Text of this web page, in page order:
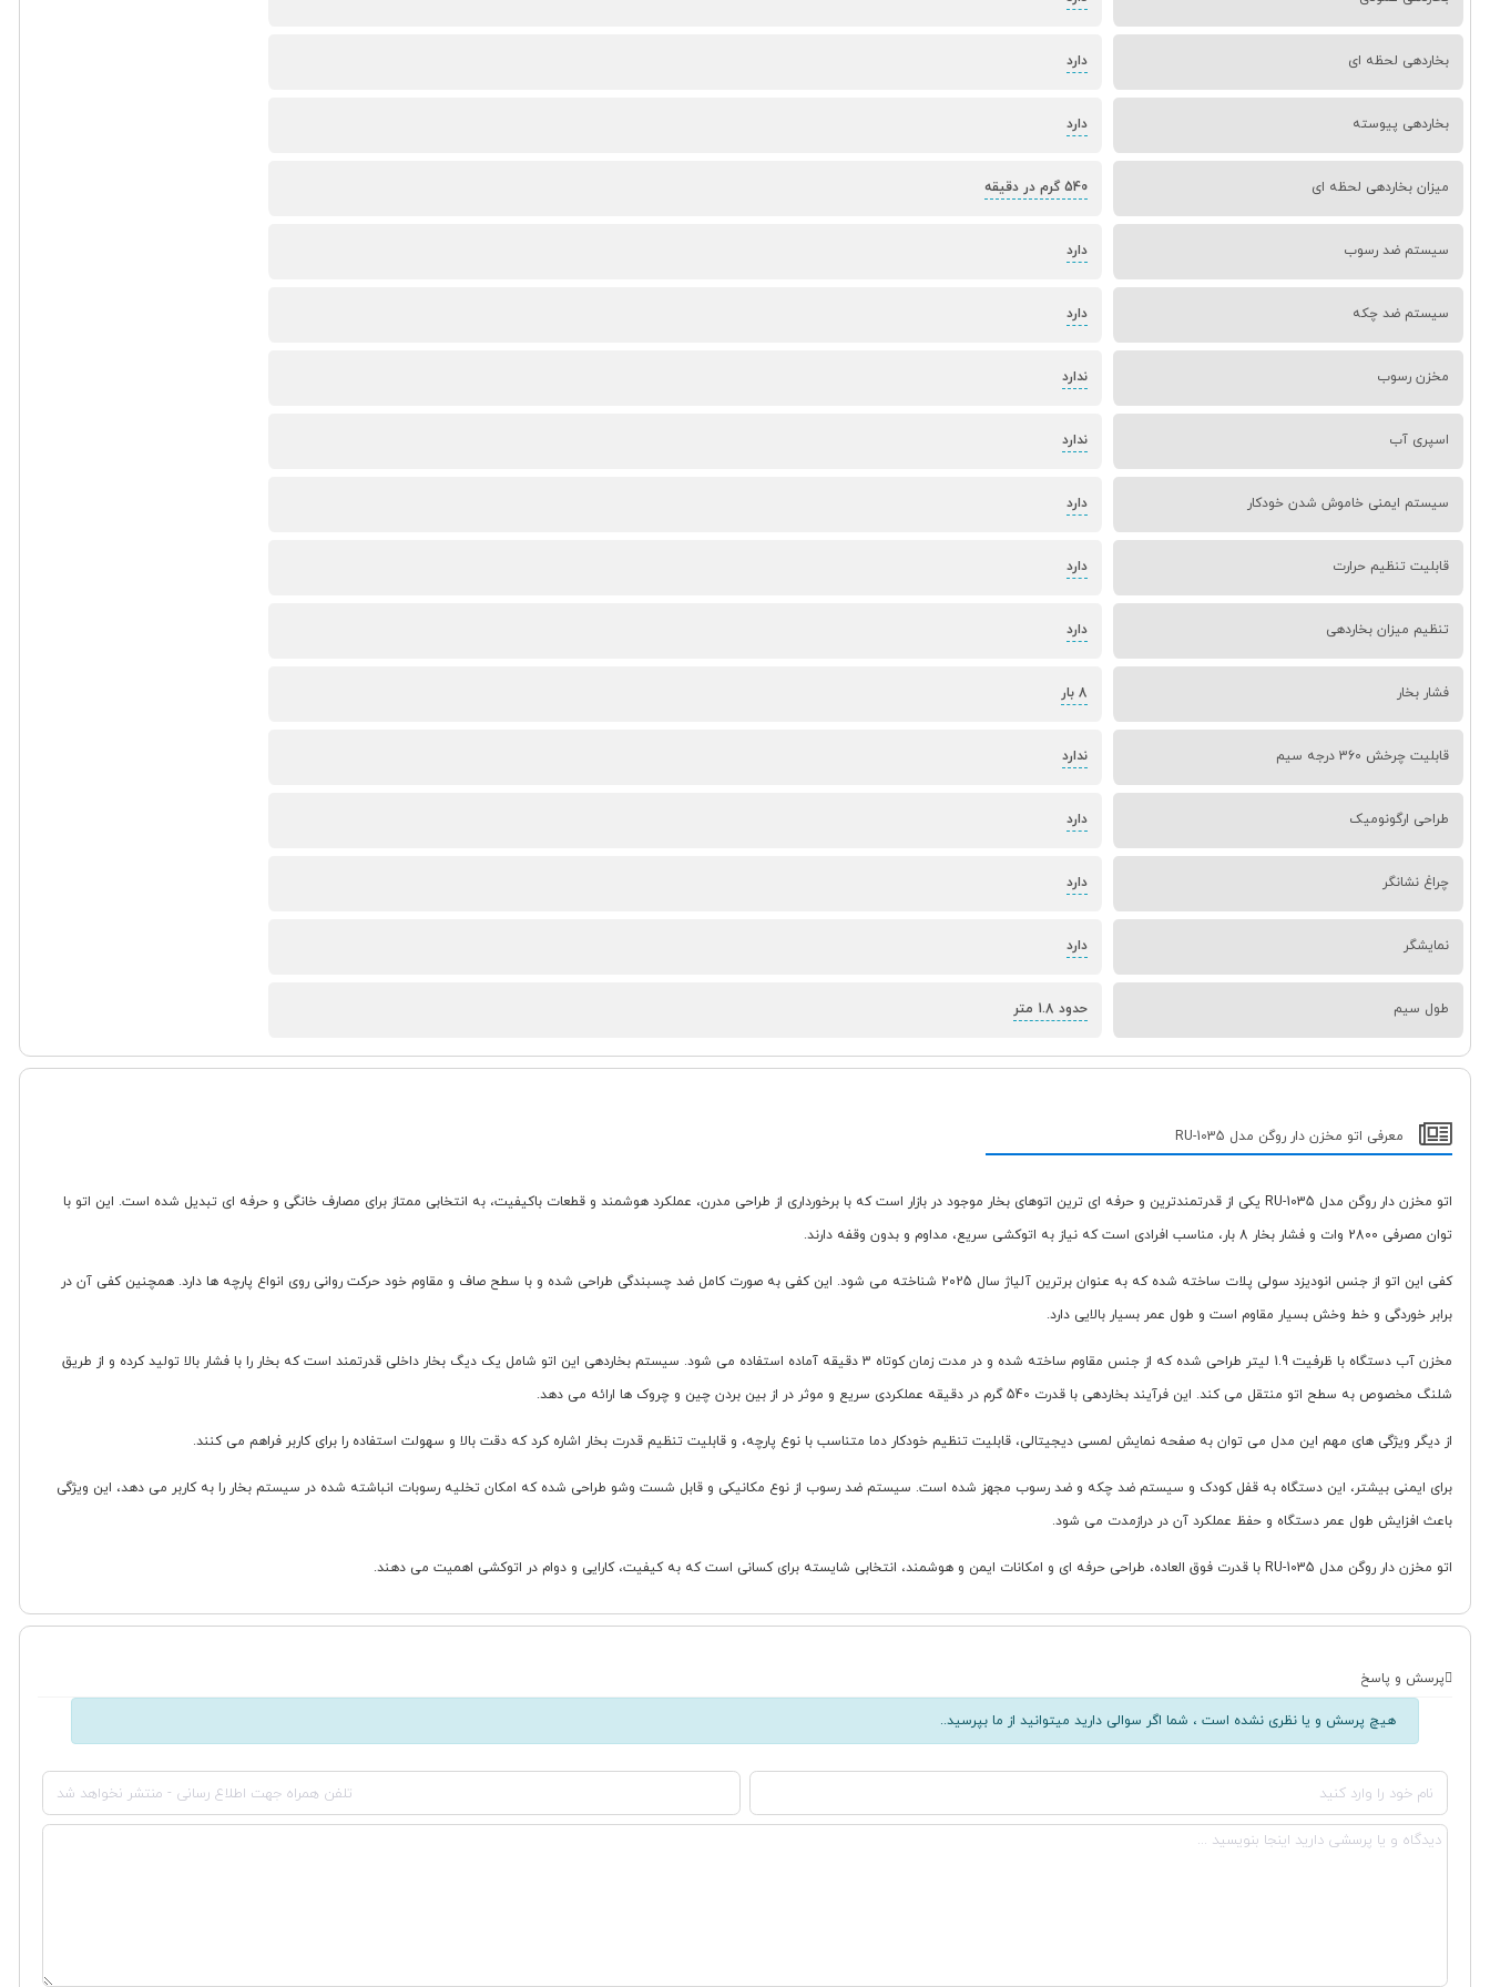
بخاردهی لحظه ای دارد
بخاردهی پیوسته دارد
میزان بخاردهی لحظه ای 540 گرم در دقیقه
سیستم ضد رسوب دارد
سیستم ضد چکه دارد
مخزن رسوب ندارد
اسپری آب ندارد
سیستم ایمنی خاموش شدن خودکار دارد
قابلیت تنظیم حرارت دارد
تنظیم میزان بخاردهی دارد
فشار بخار 8 بار
قابلیت چرخش 360 درجه سیم ندارد
طراحی ارگونومیک دارد
چراغ نشانگر دارد
نمایشگر دارد
طول سیم حدود 1.8 متر
معرفی اتو مخزن دار روگن مدل RU-1035
اتو مخزن دار روگن مدل RU-1035 یکی از قدرتمندترین و حرفه ای ترین اتوهای بخار موجود در بازار است که با برخورداری از طراحی مدرن، عملکرد هوشمند و قطعات باکیفیت، به انتخابی ممتاز برای مصارف خانگی و حرفه ای تبدیل شده است. این اتو با
توان مصرفی 2800 وات و فشار بخار 8 بار، مناسب افرادی است که نیاز به اتوکشی سریع، مداوم و بدون وقفه دارند.
کفی این اتو از جنس انودیزد سولی پلات ساخته شده که به عنوان برترین آلیاژ سال 2025 شناخته می شود. این کفی به صورت کامل ضد چسبندگی طراحی شده و با سطح صاف و مقاوم خود حرکت روانی روی انواع پارچه ها دارد. همچنین کفی آن در
برابر خوردگی و خط وخش بسیار مقاوم است و طول عمر بسیار بالایی دارد.
مخزن آب دستگاه با ظرفیت 1.9 لیتر طراحی شده که از جنس مقاوم ساخته شده و در مدت زمان کوتاه 3 دقیقه آماده استفاده می شود. سیستم بخاردهی این اتو شامل یک دیگ بخار داخلی قدرتمند است که بخار را با فشار بالا تولید کرده و از طریق
شلنگ مخصوص به سطح اتو منتقل می کند. این فرآیند بخاردهی با قدرت 540 گرم در دقیقه عملکردی سریع و موثر در از بین بردن چین و چروک ها ارائه می دهد.
از دیگر ویژگی های مهم این مدل می توان به صفحه نمایش لمسی دیجیتالی، قابلیت تنظیم خودکار دما متناسب با نوع پارچه، و قابلیت تنظیم قدرت بخار اشاره کرد که دقت بالا و سهولت استفاده را برای کاربر فراهم می کنند.
برای ایمنی بیشتر، این دستگاه به قفل کودک و سیستم ضد چکه و ضد رسوب مجهز شده است. سیستم ضد رسوب از نوع مکانیکی و قابل شست وشو طراحی شده که امکان تخلیه رسوبات انباشته شده در سیستم بخار را به کاربر می دهد، این ویژگی
باعث افزایش طول عمر دستگاه و حفظ عملکرد آن در درازمدت می شود.
اتو مخزن دار روگن مدل RU-1035 با قدرت فوق العاده، طراحی حرفه ای و امکانات ایمن و هوشمند، انتخابی شایسته برای کسانی است که به کیفیت، کارایی و دوام در اتوکشی اهمیت می دهند.
پرسش و پاسخ
هیچ پرسش و یا نظری نشده است ، شما اگر سوالی دارید میتوانید از ما بپرسید..